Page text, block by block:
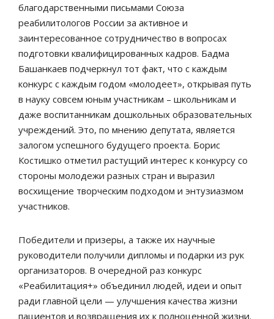
благодарственными письмами Союза
реабилитологов России за активное и
заинтересованное сотрудничество в вопросах
подготовки квалифицированных кадров. Бадма
Башанкаев подчеркнул тот факт, что с каждым
конкурс с каждым годом «молодеет», открывая путь
в науку совсем юным участникам – школьникам и
даже воспитанникам дошкольных образовательных
учреждений. Это, по мнению депутата, является
залогом успешного будущего проекта. Борис
Костишко отметил растущий интерес к конкурсу со
стороны молодежи разных стран и выразил
восхищение творческим подходом и энтузиазмом
участников.
Победители и призеры, а также их научные
руководители получили дипломы и подарки из рук
организаторов. В очередной раз конкурс
«Реабилитация+» объединил людей, идеи и опыт
ради главной цели — улучшения качества жизни
пациентов и возвращения их к полноценной жизни.